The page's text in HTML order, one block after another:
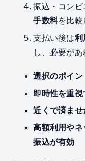
振込・コン
手数料を比較
支払い後は利
し、必要が
選択のポイン
即時性を重
近くで済ま
高額利用や
振込が有効